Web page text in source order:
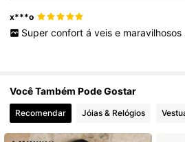
x***o
Super confort á veis e maravilhosos
Você Também Pode Gostar
Recomendar Jóias & Relógios